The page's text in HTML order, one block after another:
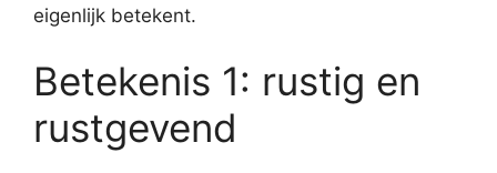
eigenlijk betekent.
Betekenis 1: rustig en
rustgevend